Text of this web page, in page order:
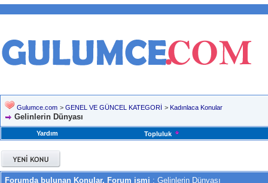
Gulumce.com > GENEL VE GÜNCEL KATEGORİ > Kadınlaca Konular
Gelinlerin Dünyası
Yardım Topluluk
Forumda bulunan Konular, Forum ismi : Gelinlerin Dünyası